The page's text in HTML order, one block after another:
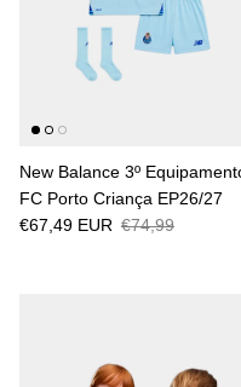
New Balance 3º
FC Porto Criança EP26/27
€67,49 EUR €74,99